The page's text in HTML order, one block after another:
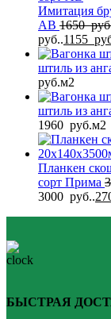
Имитация
AB 1650
руб..1155
штиль из
руб.м2
штиль из
1960 руб.м2
Планкен
сорт Прима
3000 руб..
БЫСТРАЯ